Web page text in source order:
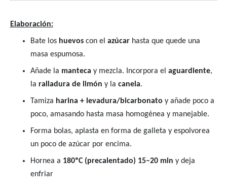
Elaboración:
Bate los huevoscon el azúcarhasta que quede una
masa espumosa.
Añade la manteca y mezcla. Incorpora el aguardiente,
la ralladura de limón y la canela.
Tamiza harina + levadura/bicarbonato y añade poco a
poco, amasando hasta masa homogénea y manejable.
Forma bolas, aplasta en forma de galleta y espolvorea
un poco de azúcar por encima.
Hornea a 180ºC (precalentado) 15–20 min y deja
enfriar